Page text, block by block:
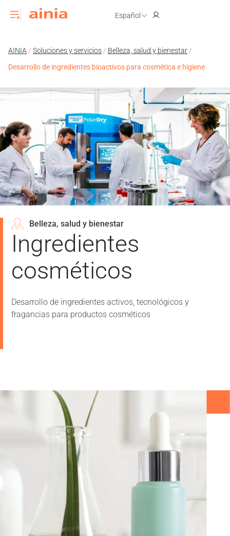
Español
AINIA / Soluciones y servicios / Belleza, salud y bienestar /
Desarrollo de ingredientes bioactivos para cosmética e higiene
Belleza, salud y bienestar
Ingredientes
cosméticos
Desarrollo de ingredientes activos, tecnológicos y
fragancias para productos cosméticos